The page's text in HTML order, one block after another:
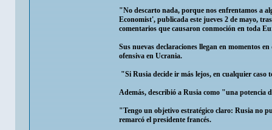
"No descarto nada, porque nos enfrentamos a
Economist', publicada este jueves 2 de mayo,
comentarios que causaron conmoción en toda
Sus nuevas declaraciones llegan en momentos
ofensiva en Ucrania.
"Si Rusia decide ir más lejos, en cualquier caso
Además, describió a Rusia como "una potencia
"Tengo un objetivo estratégico claro: Rusia no
remarcó el presidente francés.